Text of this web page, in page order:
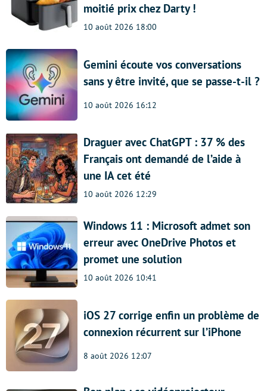
moitié prix chez Darty !
10 août 2026 18:00
Gemini écoute vos conversations
sans y être invité, que se passe-t-il ?
10 août 2026 16:12
Draguer avec ChatGPT : 37 % des
Français ont demandé de l’aide à
une IA cet été
10 août 2026 12:29
Windows 11 : Microsoft admet son
erreur avec OneDrive Photos et
promet une solution
10 août 2026 10:41
iOS 27 corrige enfin un problème de
connexion récurrent sur l’iPhone
8 août 2026 12:07